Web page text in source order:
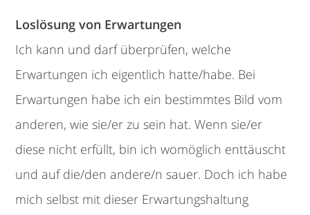
Loslösung von Erwartungen
Ich kann und darf überprüfen, welche
Erwartungen ich eigentlich hatte/habe. Bei
Erwartungen habe ich ein bestimmtes Bild vom
anderen, wie sie/er zu sein hat. Wenn sie/er
diese nicht erfüllt, bin ich womöglich enttäuscht
und auf die/den andere/n sauer. Doch ich habe
mich selbst mit dieser Erwartungshaltung